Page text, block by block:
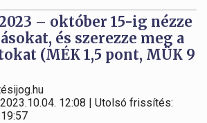
2023 – október 15-ig nézze
és szerezze meg a
(MÉK 1,5 pont, MÜK 9
12:08 | Utolsó frissítés: